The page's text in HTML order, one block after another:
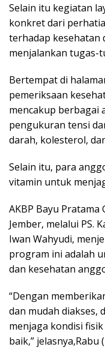
Selain itu kegiatan
konkret dari
terhadap kesehatan
menjalankan tugas-
Bertempat di
pemeriksaan
mencakup berbagai
pengukuran tensi
darah, kolesterol,
Selain itu, para
vitamin untuk
AKBP Bayu
Jember, melalui PS.
Iwan Wahyudi,
program ini adalah
dan kesehatan
“Dengan
dan mudah diakses,
menjaga kondisi
baik,” jelasnya,Rabu